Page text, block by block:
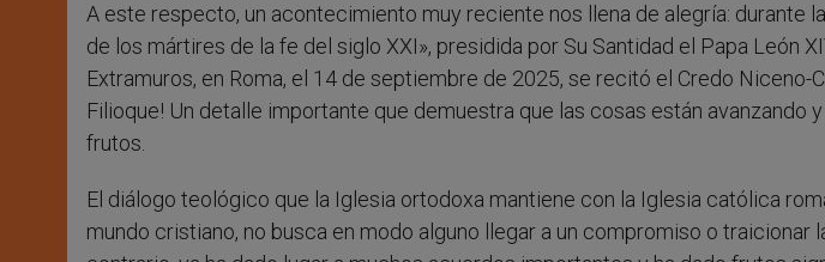
A este respecto, un acontecimiento muy reciente nos llena de alegría: durante
de los mártires de la fe del siglo XXI», presidida por Su Santidad el Papa León
Extramuros, en Roma, el 14 de septiembre de 2025, se recitó el Credo Niceno-
Filioque! Un detalle importante que demuestra que las cosas están avanzando
frutos.
El diálogo teológico que la Iglesia ortodoxa mantiene con la Iglesia católica
mundo cristiano, no busca en modo alguno llegar a un compromiso o traicionar